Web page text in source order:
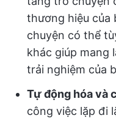
thương hiệu
chuyện có thể
khác giúp mang
trải nghiệm của
Tự động hóa và
công việc lặp đi